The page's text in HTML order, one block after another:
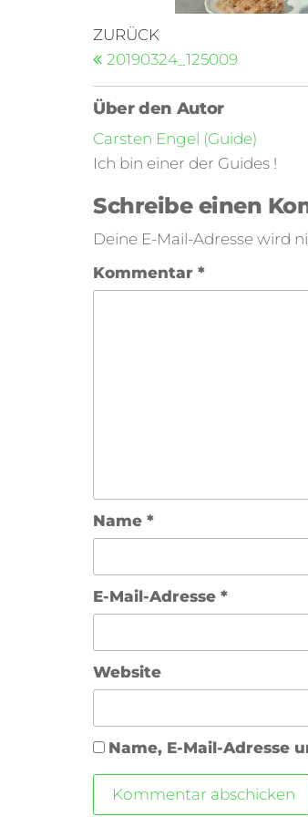
ZURÜCK
20190324_125009
Über den Autor
Carsten Engel (Guide)
Ich bin einer der Guides !
Schreibe einen
Deine E-Mail-Adresse wird
Kommentar *
Name *
E-Mail-Adresse *
Website
Name, E-Mail-Adresse